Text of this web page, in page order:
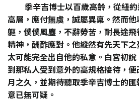
季辛吉博士以百歲高齡，從紐
高層，應付無虞，誠屬異稟。然而
軀，僕僕風塵，不辭勞苦，耐長途
精神，酬酢應對。他縱然有先天下
太可能完全出自他的私意。白宮初
到那私人受到意外的高規格接待，
月之久，並期待聽取季辛吉博士的
意已無可疑。